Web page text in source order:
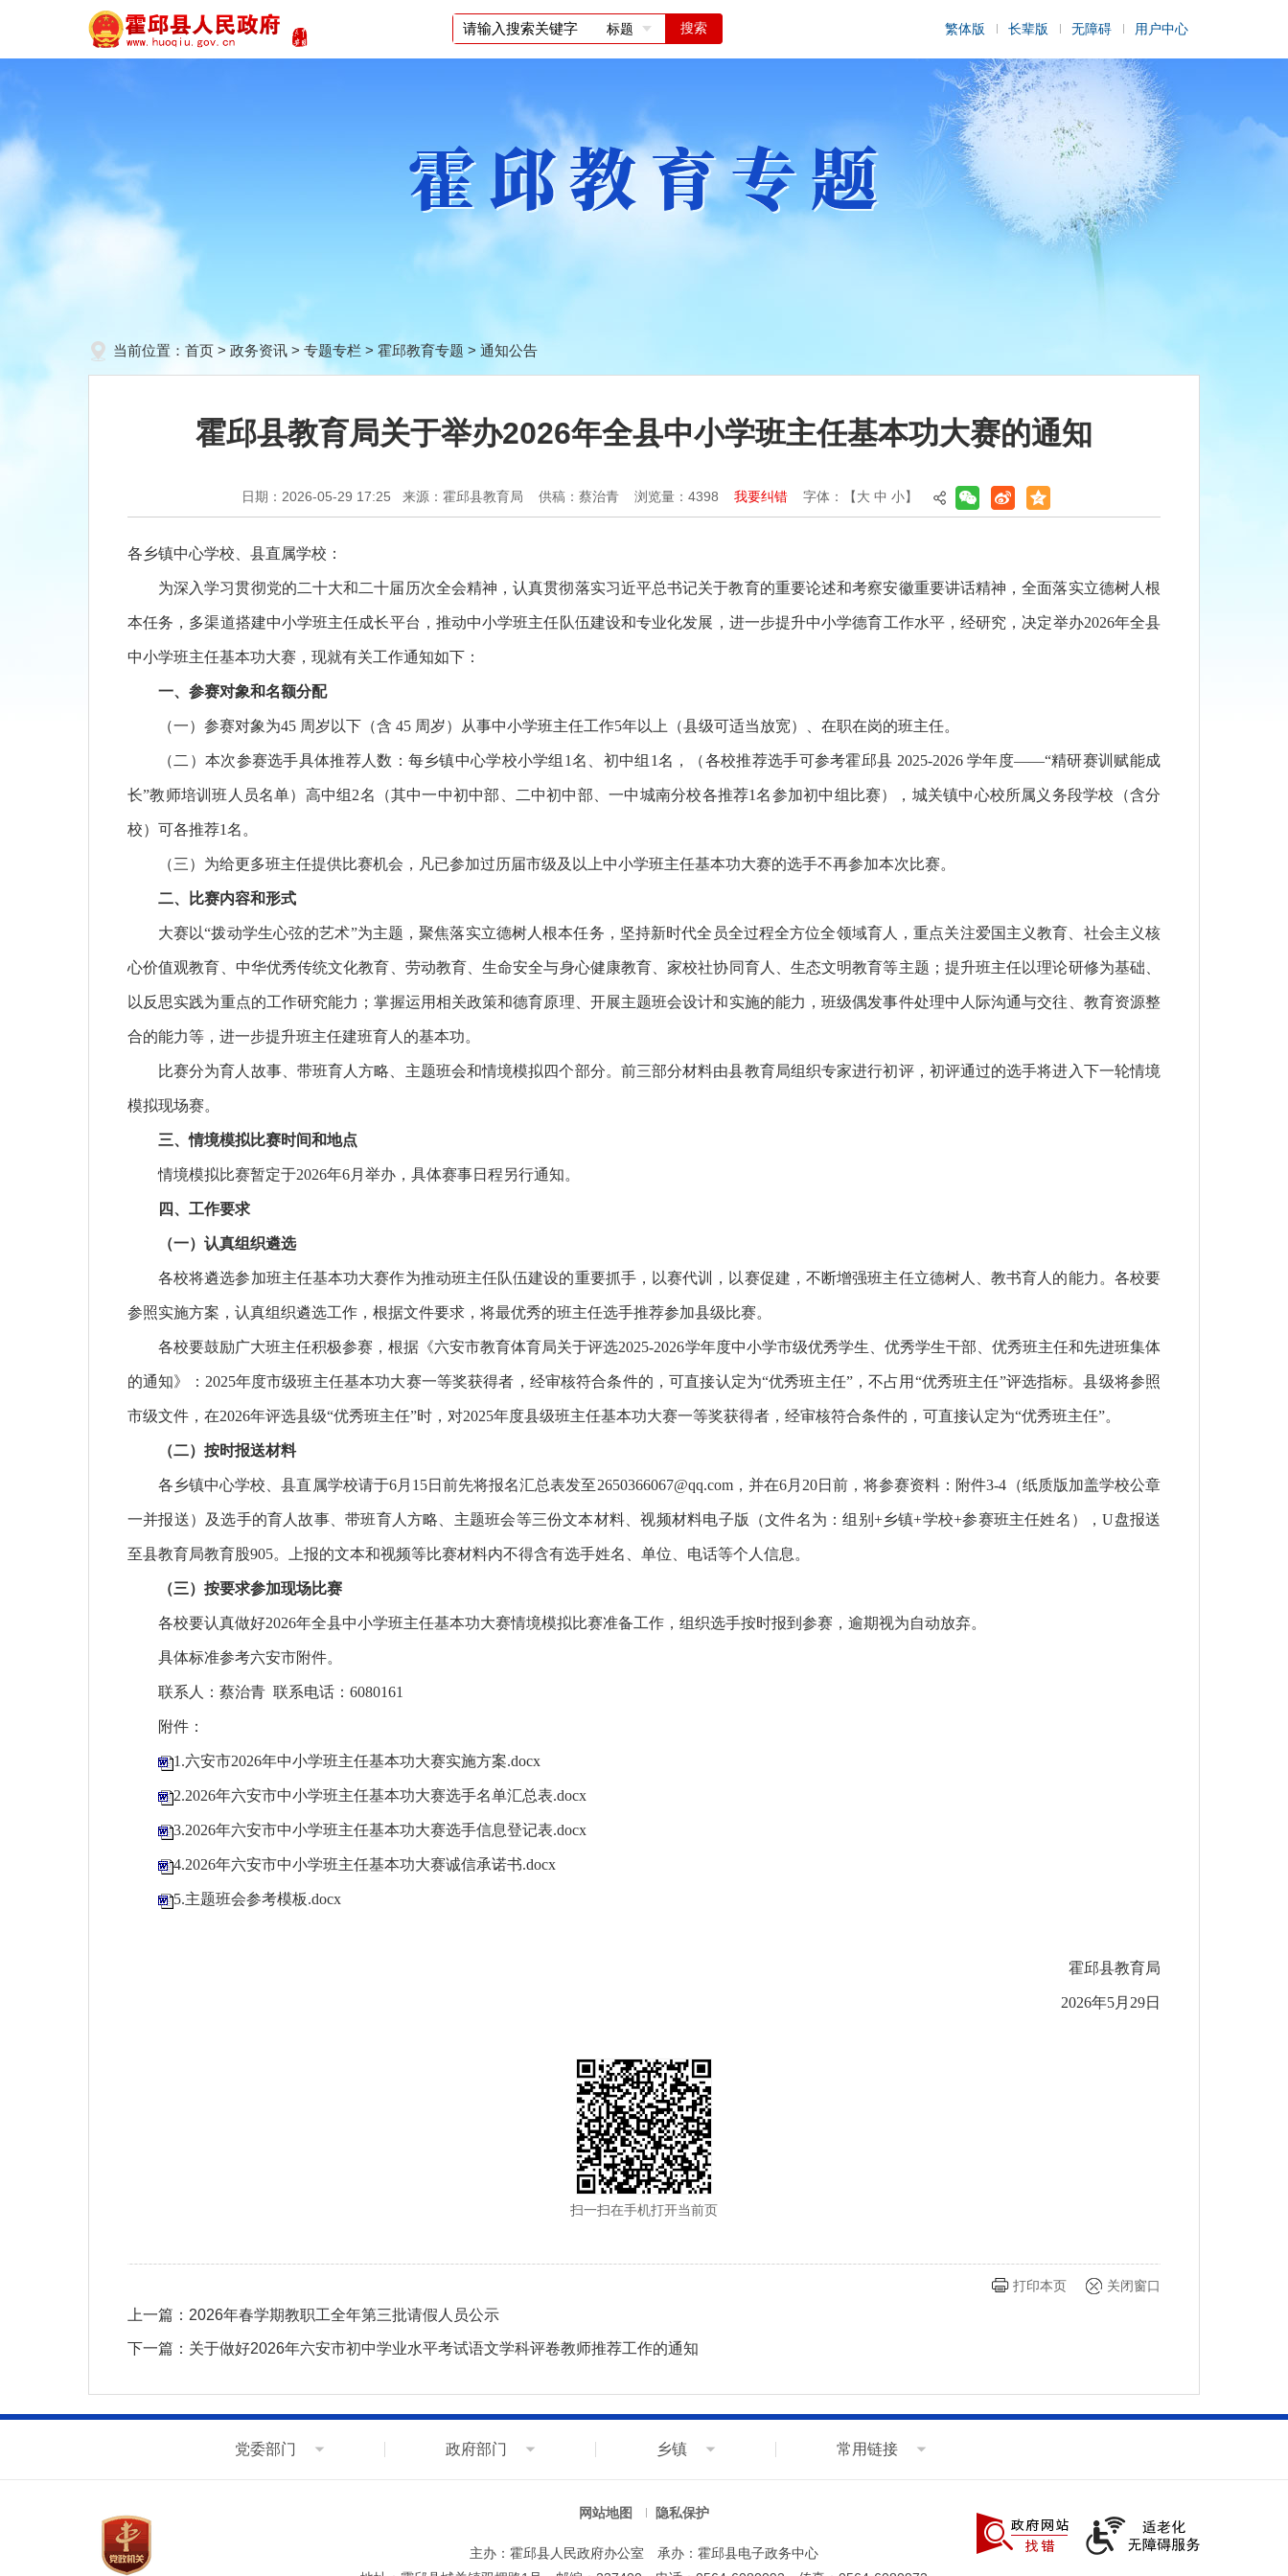
繁体版 长辈版 无障碍 用户中心
标题
当前位置： 首页 > 政务资讯 > 专题专栏 > 霍邱教育专题 > 通知公告
霍邱县教育局关于举办2026年全县中小学班主任基本功大赛的通知
日期：2026-05-29 17:25 来源：霍邱县教育局 供稿：蔡治青 浏览量： 4398 我要纠错 字体：【大 中 小】
各乡镇中心学校、县直属学校：
为深入学习贯彻党的二十大和二十届历次全会精神，认真贯彻落实习近平总书记关于教育的重要论述和考察安徽重要讲话精神，全面落实立德树人根
本任务，多渠道搭建中小学班主任成长平台，推动中小学班主任队伍建设和专业化发展，进一步提升中小学德育工作水平，经研究，决定举办2026年全县
中小学班主任基本功大赛，现就有关工作通知如下：
一、参赛对象和名额分配
（一）参赛对象为45 周岁以下（含 45 周岁）从事中小学班主任工作5年以上（县级可适当放宽）、在职在岗的班主任。
（二）本次参赛选手具体推荐人数：每乡镇中心学校小学组1名、初中组1名，（各校推荐选手可参考霍邱县 2025-2026 学年度——“精研赛训赋能成
长”教师培训班人员名单）高中组2名（其中一中初中部、二中初中部、一中城南分校各推荐1名参加初中组比赛），城关镇中心校所属义务段学校（含分
校）可各推荐1名。
（三）为给更多班主任提供比赛机会，凡已参加过历届市级及以上中小学班主任基本功大赛的选手不再参加本次比赛。
二、比赛内容和形式
大赛以“拨动学生心弦的艺术”为主题，聚焦落实立德树人根本任务，坚持新时代全员全过程全方位全领域育人，重点关注爱国主义教育、社会主义核
心价值观教育、中华优秀传统文化教育、劳动教育、生命安全与身心健康教育、家校社协同育人、生态文明教育等主题；提升班主任以理论研修为基础、
以反思实践为重点的工作研究能力；掌握运用相关政策和德育原理、开展主题班会设计和实施的能力，班级偶发事件处理中人际沟通与交往、教育资源整
合的能力等，进一步提升班主任建班育人的基本功。
比赛分为育人故事、带班育人方略、主题班会和情境模拟四个部分。前三部分材料由县教育局组织专家进行初评，初评通过的选手将进入下一轮情境
模拟现场赛。
三、情境模拟比赛时间和地点
情境模拟比赛暂定于2026年6月举办，具体赛事日程另行通知。
四、工作要求
（一）认真组织遴选
各校将遴选参加班主任基本功大赛作为推动班主任队伍建设的重要抓手，以赛代训，以赛促建，不断增强班主任立德树人、教书育人的能力。各校要
参照实施方案，认真组织遴选工作，根据文件要求，将最优秀的班主任选手推荐参加县级比赛。
各校要鼓励广大班主任积极参赛，根据《六安市教育体育局关于评选2025-2026学年度中小学市级优秀学生、优秀学生干部、优秀班主任和先进班集体
的通知》：2025年度市级班主任基本功大赛一等奖获得者，经审核符合条件的，可直接认定为“优秀班主任”，不占用“优秀班主任”评选指标。县级将参照
市级文件，在2026年评选县级“优秀班主任”时，对2025年度县级班主任基本功大赛一等奖获得者，经审核符合条件的，可直接认定为“优秀班主任”。
（二）按时报送材料
各乡镇中心学校、县直属学校请于6月15日前先将报名汇总表发至2650366067@qq.com，并在6月20日前，将参赛资料：附件3-4（纸质版加盖学校公章
一并报送）及选手的育人故事、带班育人方略、主题班会等三份文本材料、视频材料电子版（文件名为：组别+乡镇+学校+参赛班主任姓名），U盘报送
至县教育局教育股905。上报的文本和视频等比赛材料内不得含有选手姓名、单位、电话等个人信息。
（三）按要求参加现场比赛
各校要认真做好2026年全县中小学班主任基本功大赛情境模拟比赛准备工作，组织选手按时报到参赛，逾期视为自动放弃。
具体标准参考六安市附件。
联系人：蔡治青 联系电话：6080161
附件：
1.六安市2026年中小学班主任基本功大赛实施方案.docx
2.2026年六安市中小学班主任基本功大赛选手名单汇总表.docx
3.2026年六安市中小学班主任基本功大赛选手信息登记表.docx
4.2026年六安市中小学班主任基本功大赛诚信承诺书.docx
5.主题班会参考模板.docx
霍邱县教育局
2026年5月29日
扫一扫在手机打开当前页
打印本页 关闭窗口
上一篇： 2026年春学期教职工全年第三批请假人员公示
下一篇： 关于做好2026年六安市初中学业水平考试语文学科评卷教师推荐工作的通知
党委部门 政府部门 乡镇 常用链接
网站地图 隐私保护
主办：霍邱县人民政府办公室
承办：霍邱县电子政务中心